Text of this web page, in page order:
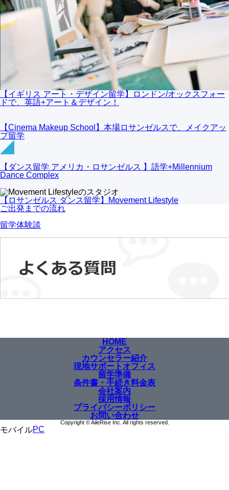
【イギリス アート・デザイン留学】ロンドン/オックスフォー
ドで、英語+アート＆デザイン！
【Cinema Makeup School】本場ロサンゼルスで、メイクアッ
プ留学
【ダンス留学 アメリカ・ロサンゼルス 】語学+Millennium
Dance Complex
【ロサンゼルス ダンス留学】Movement Lifestyle
ご出発までの流れ
留学体験談
HOME
アクセス
カウンセラー紹介
現地サポートオフィス
留学準備
条件書・手続き料金表
会社案内
採用情報
プライバシーポリシー
お問い合わせ
Copyright © AileRise Inc. All rights reserved.
モバイルPC